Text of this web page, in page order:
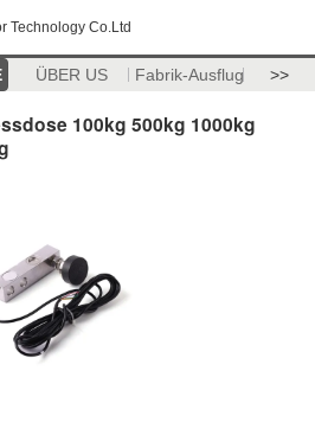
Technology Co.Ltd
ÜBER US Fabrik-Ausflug >>
100kg 500kg 1000kg